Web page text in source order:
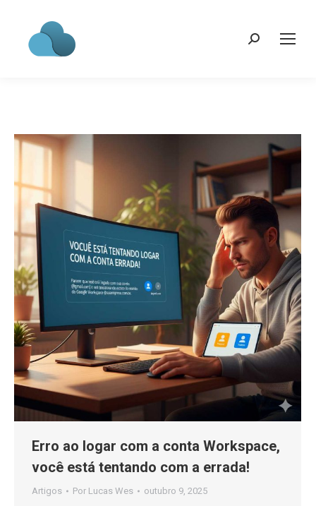
Search:
Erro ao logar com a conta Workspace,
você está tentando com a errada!
Artigos Por Lucas Wes outubro 9, 2025